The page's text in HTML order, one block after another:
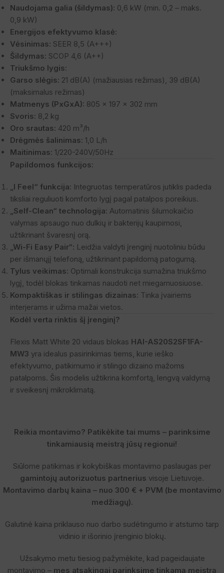
Naudojama galia (šildymas): 0,6 kW (min. 0,2 – maks.
0,9 kW)
Energijos efektyvumo klasė:
Vėsinimas: SEER 8,5 (A+++)
Šildymas: SCOP 4,6 (A++)
Triukšmo lygis:
Garso slėgis: 21 dB(A) (mažiausias režimas), 39 dB(A)
(maksimalus režimas)
Matmenys (PxGxA): 805 x 197 x 302 mm
Svoris: 8,2 kg
Oro srautas: 420 m³/h
Drėgmės šalinimas: 1,0 L/h
Maitinimas: 1/220-240V/50Hz
Papildomos funkcijos:
„I Feel“ funkcija: Integruotas temperatūros jutiklis padeda
tiksliai reguliuoti komforto lygį pagal patalpos poreikius.
„Self-Clean“ technologija: Automatinis šilumokaičio
valymas apsaugo nuo dulkių ir bakterijų kaupimosi,
užtikrinant švaresnį orą.
„Wi-Fi Easy Pair“: Leidžia valdyti įrenginį nuotoliniu būdu
per išmanųjį telefoną, užtikrinant papildomą patogumą.
Tylus veikimas: Optimali konstrukcija sumažina triukšmo
lygį, todėl blokas tinkamas naudoti net miegamuosiuose.
Kompaktiškas ir stilingas dizainas: Tinka įvairiems
interjerams ir užima mažai vietos.
Kodėl verta rinktis šį įrenginį?
Flexis Matt White 20 vidaus blokas HAI-AS20S2SF1FA-
MW3 yra idealus pasirinkimas tiems, kurie ieško
efektyvumo, patikimumo ir stilingo dizaino mažoms
patalpoms. Šis modelis užtikrina komfortą, lengvą valdymą
ir sveikesnį mikroklimatą.
Reikia montavimo? Patikėkite tai mums – parinksime
tinkamiausią meistrą jūsų regionui!
Siūlome patikimas ir kokybiškas montavimo paslaugas per
gamintojų autorizuotus partnerius visoje Lietuvoje.
Montavimo darbų kaina – nuo 300 € + PVM (be montavimo
medžiagų).
Galutinė kaina priklauso nuo darbo sudėtingumo ir atstumo tarp
vidinio ir išorinio įrenginio blokų.
Užsakymo metu tiesiog pažymėkite, kad pageidaujate
montavimo – mes atsakingai parinksime tinkamą meistrą